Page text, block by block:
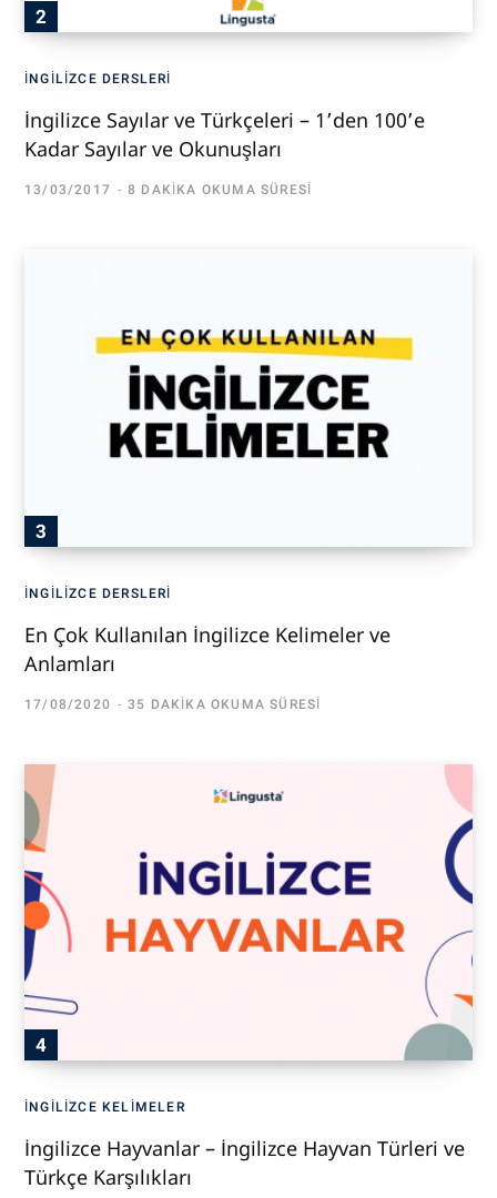
İNGILIZCE DERSLERI
İngilizce Sayılar ve Türkçeleri – 1’den 100’e
Kadar Sayılar ve Okunuşları
13/03/2017 8 DAKIKA OKUMA SÜRESI
İNGILIZCE DERSLERI
En Çok Kullanılan İngilizce Kelimeler ve
Anlamları
17/08/2020 35 DAKIKA OKUMA SÜRESI
İNGILIZCE KELIMELER
İngilizce Hayvanlar – İngilizce Hayvan Türleri ve
Türkçe Karşılıkları